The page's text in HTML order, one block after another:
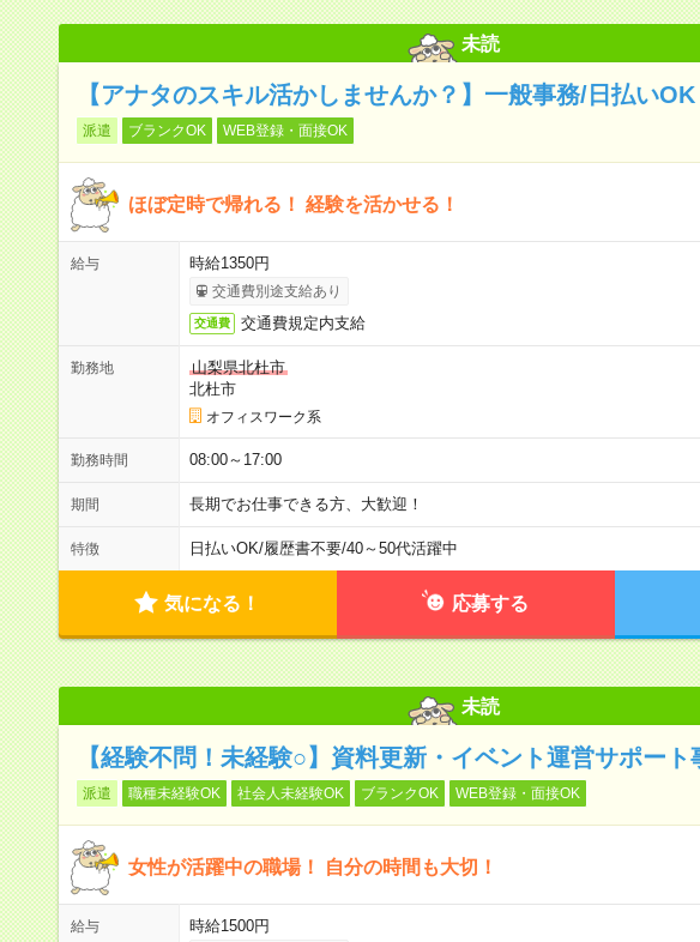
未読
【アナタのスキル活かしませんか？】一般事務/日払いOK
派遣 ブランクOK WEB登録・面接OK
ほぼ定時で帰れる！ 経験を活かせる！
給与 時給1350円
交通費別途支給あり
交通費 交通費規定内支給
勤務地
山梨県北杜市
北杜市
オフィスワーク系
勤務時間 08:00～17:00
期間 長期でお仕事できる方、大歓迎！
特徴 日払いOK/履歴書不要/40～50代活躍中
気になる！ 応募する
未読
【経験不問！未経験○】資料更新・イベント運営サポー
派遣 職種未経験OK 社会人未経験OK ブランクOK WEB登録・面接OK
女性が活躍中の職場！ 自分の時間も大切！
給与 時給1500円